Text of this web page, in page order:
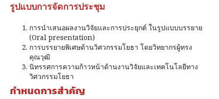
รูปแบบการจัดการประชุม
การนำเสนอผลงานวิจัยและการประยุกต์ ในรูปแบบบรรยาย
(Oral presentation)
การบรรยายพิเศษด้านวิศวกรรมโยธา โดยวิทยากรผู้ทรง
คุณวุฒิ
นิทรรศการความก้าวหน้าด้านงานวิจัยและเทคโนโลยีทาง
วิศวกรรมโยธา
กำหนดการสำคัญ